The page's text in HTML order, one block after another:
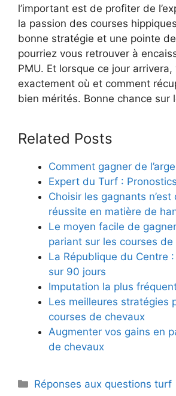
l’important est de profiter de
la passion des courses
bonne stratégie et une pointe
pourriez vous retrouver à
PMU. Et lorsque ce jour
exactement où et comment
bien mérités. Bonne chance sur
Related Posts
Comment gagner de
Expert du Turf :
Choisir les gagnants
réussite en matière de
Le moyen facile de
pariant sur les courses de
La République du Centre
sur 90 jours
Imputation la plus
Les meilleures stratégies
courses de chevaux
Augmenter vos gains en
de chevaux
Catégories
Réponses aux questions turf